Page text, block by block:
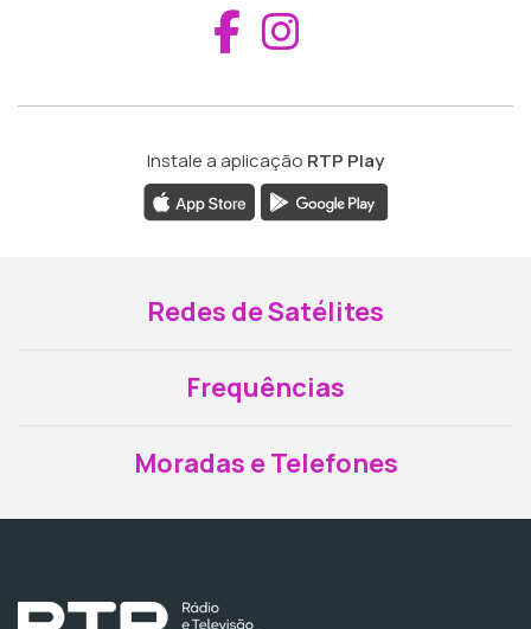
Aceder ao
Instale a aplicação RTP Play
Redes de Satélites
Frequências
Moradas e Telefones